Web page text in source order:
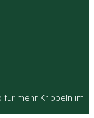
für mehr Kribbeln im